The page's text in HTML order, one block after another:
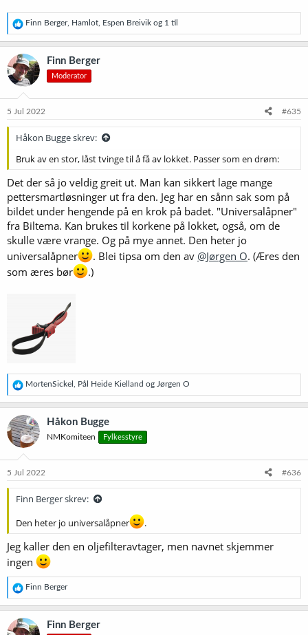
R
e
a
k
s
j
o
e
:
Finn Berger, Hamlot Espen Breivik og 1 til
Finn Berger
Moderator
5 Jul 2022 #635
Håkon Bugge skrev:
Bruk av en stor, låst tvinge til å få av lokket. Passer som en drøm:
Det der så jo veldig greit ut. Man kan sikkert lage mange
pettersmartløsninger ut fra den. Jeg har en sånn sak som på
bildet under hengende på en krok på badet. "Universalåpner"
fra Biltema. Kan brukes til korkene på lokket, også, om de
skulle være vrange. Og på mye annet. Den heter jo
universalåpner
. Blei tipsa om den av @Jørgen O. (Æres den
som æres bør
.)
R
e
a
k
s
j
o
e
MortenSickel Pål Heide Kielland og Jørgen O
Håkon Bugge
NMKomiteen Fylkesstyre
5 Jul 2022 #636
Finn Berger skrev:
Den heter jo universalåpner
.
Jeg kaller den en oljefilteravtager, men navnet skjemmer
ingen
R
e
a
k
s
Finn Berger
Finn Berger